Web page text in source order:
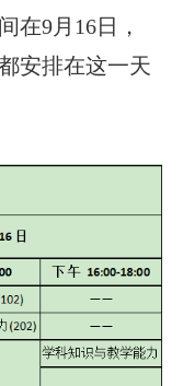
在9月16日，
安排在这一天